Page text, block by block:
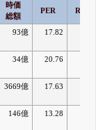
時価
総額
PER ROE
93億 17.82
34億 20.76
3669億 17.63
146億 13.28